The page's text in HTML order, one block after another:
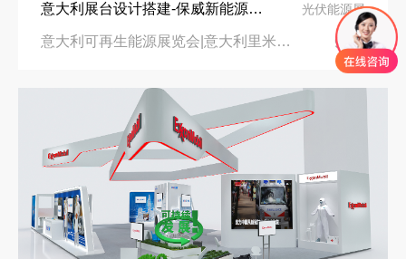
意大利展台设计搭建-保威新能源在意大利里米尼会展中心推出最新产品-中励展览设计策划公司 光伏能源展
意大利可再生能源展览会|意大利里米尼会展中心 96㎡